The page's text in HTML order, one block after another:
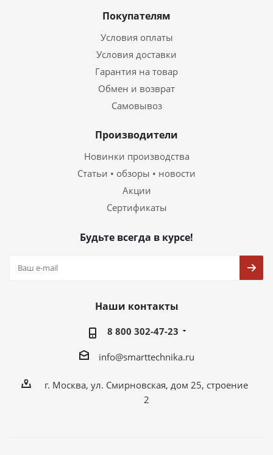
Покупателям
Условия оплаты
Условия доставки
Гарантия на товар
Обмен и возврат
Самовывоз
Производители
Новинки производства
Статьи • обзоры • новости
Акции
Сертификаты
Будьте всегда в курсе!
Наши контакты
8 800 302-47-23
info@smarttechnika.ru
г. Москва, ул. Смирновская, дом 25, строение
2